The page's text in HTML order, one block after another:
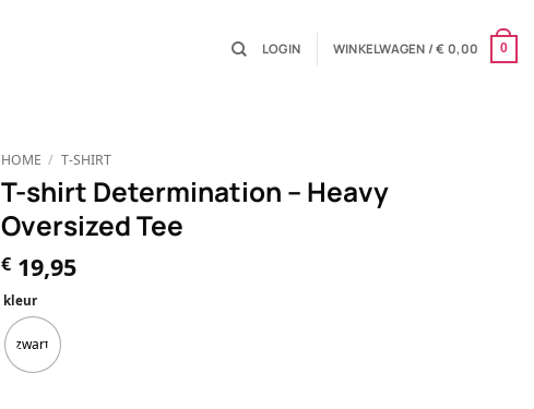
LOGIN WINKELWAGEN /€ 0,00 0
HOME / T-SHIRT
T-shirt Determination – Heavy
Oversized Tee
€19,95
kleur
zwart